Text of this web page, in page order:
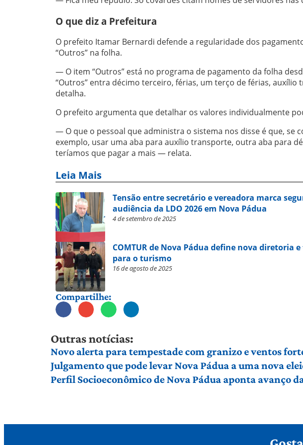
O que diz a Prefeitura
O prefeito Itamar Bernardi defende a regularidade dos
“Outros” na folha.
— O item “Outros” está no programa de pagamento da folha
“Outros” entra décimo terceiro, férias, um terço de férias,
detalha.
O prefeito argumenta que detalhar os valores individualmente
— O que o pessoal que administra o sistema nos disse é que, se
exemplo, usar uma aba para auxílio transporte, outra aba para
teríamos que pagar a mais — relata.
Leia Mais
Tensão entre secretário e vereadora marca
audiência da LDO 2026 em Nova Pádua
4 de setembro de 2025
COMTUR de Nova Pádua define nova diretoria
para o turismo
16 de agosto de 2025
Compartilhe:
Outras notícias:
Novo alerta para tempestade com granizo e ventos
Julgamento que pode levar Nova Pádua a uma nova
Perfil Socioeconômico de Nova Pádua aponta avanço